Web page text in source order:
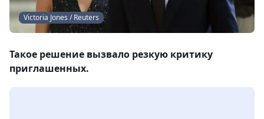
Victoria Jones / Reuters
Такое решение вызвало резкую критику
приглашенных.